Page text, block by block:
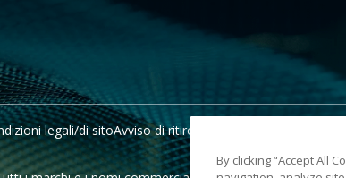
legali/di sitoAvviso di ritiro in California
By clicking “Accept All